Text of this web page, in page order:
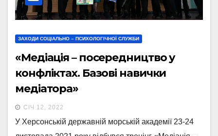
ЗАХОДИ СОЦІАЛЬНО – ПСИХОЛОГІЧНОЇ СЛУЖБИ
«Медіація – посередництво у
конфліктах. Базові навички
медіатора»
СІЧ 12, 2022
У Херсонській державній морській академії 23-24